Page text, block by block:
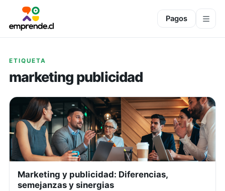
Pagos
ETIQUETA
marketing publicidad
Marketing y publicidad: Diferencias,
semejanzas y sinergias